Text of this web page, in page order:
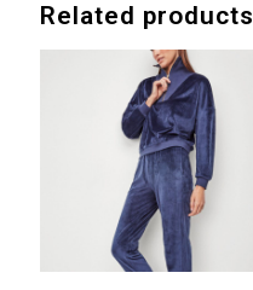
Related products